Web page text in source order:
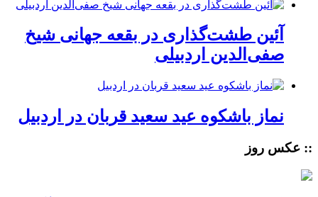
آئین طشت‌گذاری در بقعه جهانی شیخ
صفی‌الدین اردبیلی
نماز باشکوه عید سعید قربان در اردبیل
:: عکس روز